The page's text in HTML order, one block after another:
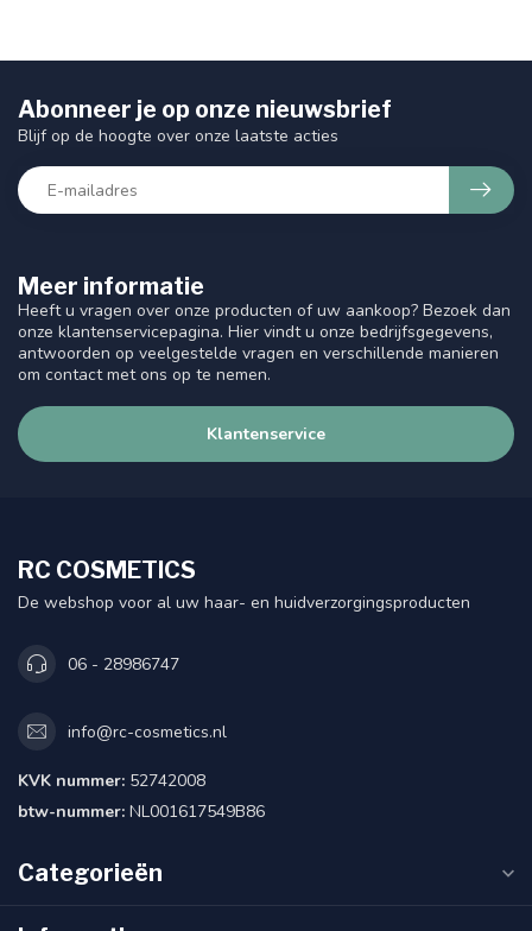
Meer informatie
Heeft u vragen over onze producten of uw aankoop? Bezoek dan
onze klantenservicepagina. Hier vindt u onze bedrijfsgegevens,
antwoorden op veelgestelde vragen en verschillende manieren
om contact met ons op te nemen.
Klantenservice
Abonneer je op onze nieuwsbrief
Blijf op de hoogte over onze laatste acties
RC COSMETICS
De webshop voor al uw haar- en huidverzorgingsproducten
06 - 28986747
info@rc-cosmetics.nl
KVK nummer: 52742008
btw-nummer: NL001617549B86
Categorieën